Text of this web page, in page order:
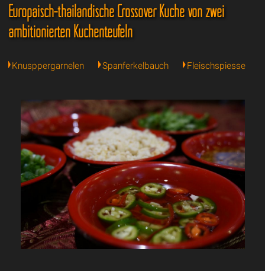
Europäisch-thailändische Crossover Küche von zwei
ambitionierten Küchenteufeln
Knusppergarnelen Spanferkelbauch Fleischspiesse